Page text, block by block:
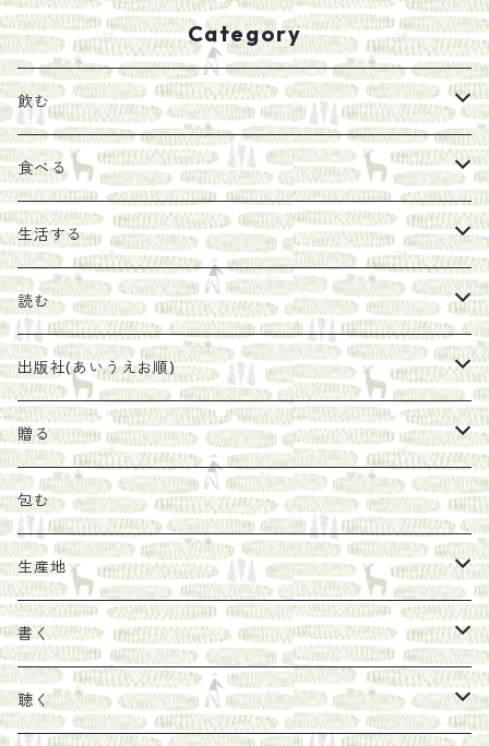
Category
飲む
お茶
エキス
珈琲豆
太山寺珈琲焙煎室
食べる
ジャム
うめぼし
塩
オリーブオイル
その他
マスコバド糖
しょうがパウダー
野菜・果物
生活する
エコラップ
石けん
ヘチマたわし
陶器
馬目隆宏
絵
タンブラー
読む
刊行から時間が経ったけれど、長く売り続けたい一冊
贈り物に勧めたい絵本
紀伊半島ブックマルシェ関連本
らくだ舎出帆室の参考本など
新刊では販売しづらくなった本を巡らせて
古本や自由価格本から探す
出版社(あいうえお順)
らくだ舎出帆室
リトルプレス
mario books
タイドラー
Sakumag
海外出版社
古本
あ行
贈る
包装
ギフトセット
カレンダー
カップ
包む
生産地
色川
そこそこ農園
フィリピン
書く
カムワッカ
聴く